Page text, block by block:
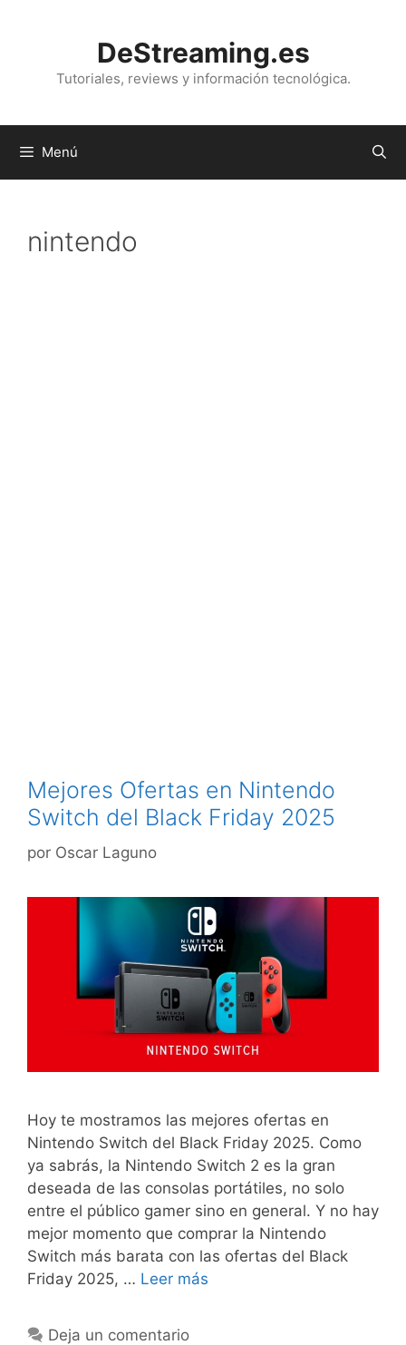
DeStreaming.es
Tutoriales, reviews y información tecnológica.
Menú
nintendo
Mejores Ofertas en Nintendo
Switch del Black Friday 2025
por Oscar Laguno
Hoy te mostramos las mejores ofertas en
Nintendo Switch del Black Friday 2025. Como
ya sabrás, la Nintendo Switch 2 es la gran
deseada de las consolas portátiles, no solo
entre el público gamer sino en general. Y no hay
mejor momento que comprar la Nintendo
Switch más barata con las ofertas del Black
Friday 2025, … Leer más
Deja un comentario